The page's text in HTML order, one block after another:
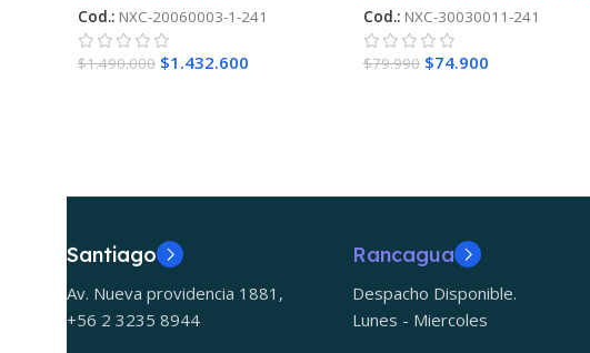
Cod.: NXC-20060003-1-241
$1.490.000 $1.432.600
Cod.: NXC-30030011-241
$79.990 $74.900
Santiago
Av. Nueva providencia 1881,
+56 2 3235 8944
Rancagua
Despacho Disponible.
Lunes - Miercoles